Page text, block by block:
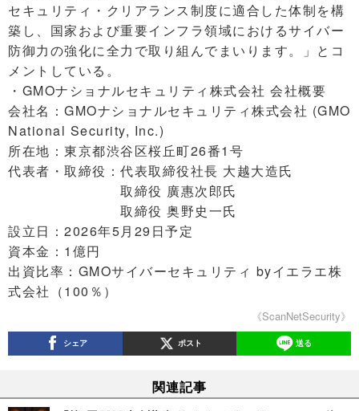
セキュリティ・クリアランス制度に適合した体制を構
築し、国家および重要インフラ領域におけるサイバー
防御力の強化に全力で取り組んでまいります。」とコ
メントしている。
・GMOナショナルセキュリティ株式会社 会社概要
会社名：GMOナショナルセキュリティ株式会社 (GMO
National Security, Inc.)
所在地：東京都渋谷区桜丘町26番1号
代表者・取締役：代表取締役社長 大越大造氏
取締役 廣惠次郎氏
取締役 奥野史一氏
設立日：2026年5月29日予定
資本金：1億円
出資比率：GMOサイバーセキュリティ byイエラエ株
式会社（100％）
《ScanNetSecurity》
シェア ポスト 送る
関連記事